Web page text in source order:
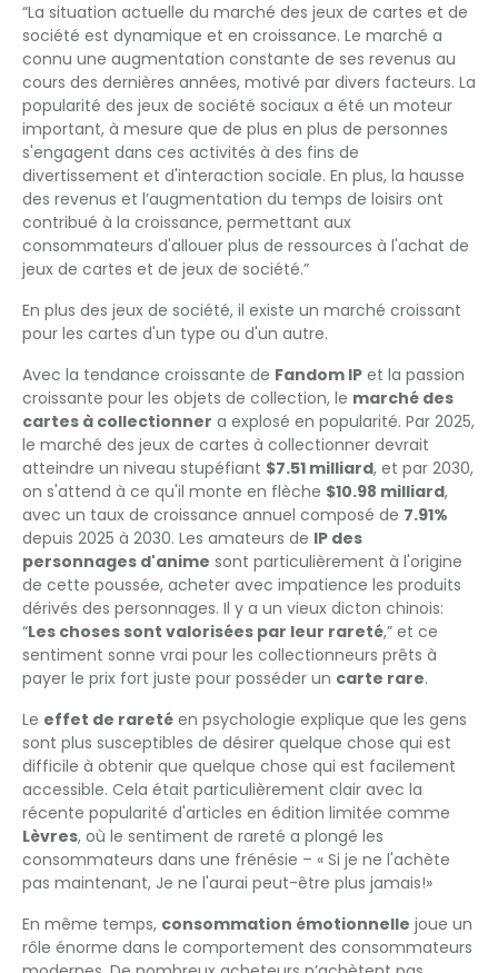
“La situation actuelle du marché des jeux de cartes et de
société est dynamique et en croissance. Le marché a
connu une augmentation constante de ses revenus au
cours des dernières années, motivé par divers facteurs. La
popularité des jeux de société sociaux a été un moteur
important, à mesure que de plus en plus de personnes
s'engagent dans ces activités à des fins de
divertissement et d'interaction sociale. En plus, la hausse
des revenus et l’augmentation du temps de loisirs ont
contribué à la croissance, permettant aux
consommateurs d'allouer plus de ressources à l'achat de
jeux de cartes et de jeux de société.”
En plus des jeux de société, il existe un marché croissant
pour les cartes d'un type ou d'un autre.
Avec la tendance croissante de Fandom IP et la passion
croissante pour les objets de collection, le marché des
cartes à collectionner a explosé en popularité. Par 2025,
le marché des jeux de cartes à collectionner devrait
atteindre un niveau stupéfiant $7.51 milliard, et par 2030,
on s'attend à ce qu'il monte en flèche $10.98 milliard,
avec un taux de croissance annuel composé de 7.91%
depuis 2025 à 2030. Les amateurs de IP des
personnages d'anime sont particulièrement à l'origine
de cette poussée, acheter avec impatience les produits
dérivés des personnages. Il y a un vieux dicton chinois:
“Les choses sont valorisées par leur rareté,” et ce
sentiment sonne vrai pour les collectionneurs prêts à
payer le prix fort juste pour posséder un carte rare.
Le effet de rareté en psychologie explique que les gens
sont plus susceptibles de désirer quelque chose qui est
difficile à obtenir que quelque chose qui est facilement
accessible. Cela était particulièrement clair avec la
récente popularité d'articles en édition limitée comme
Lèvres, où le sentiment de rareté a plongé les
consommateurs dans une frénésie – « Si je ne l'achète
pas maintenant, Je ne l'aurai peut-être plus jamais!»
En même temps, consommation émotionnelle joue un
rôle énorme dans le comportement des consommateurs